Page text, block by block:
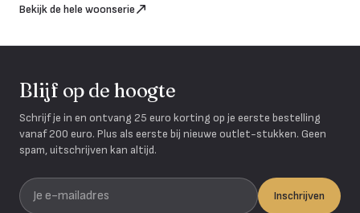
Bekijk de hele woonserie
Blijf op de hoogte
Schrijf je in en ontvang 25 euro korting op je eerste bestelling
vanaf 200 euro. Plus als eerste bij nieuwe outlet-stukken. Geen
spam, uitschrijven kan altijd.
Je e-mailadres
Inschrijven